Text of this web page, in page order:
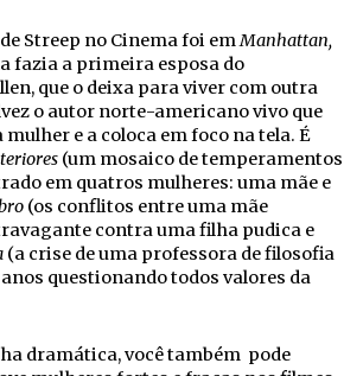
Streep no Cinema foi emManhattan,
fazia a primeira esposa do
que o deixa para viver com outra
o autor norte-americano vivo que
e a coloca em foco na tela. É
(um mosaico de temperamentos
em quatros mulheres: uma mãe e
(os conflitos entre uma mãe
contra uma filha pudica e
(a crise de uma professora de filosofia
questionando todos valores da
dramática, você também pode